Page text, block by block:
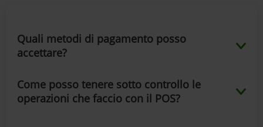
Quali metodi di pagamento posso
accettare?
Come posso tenere sotto controllo le
operazioni che faccio con il POS?